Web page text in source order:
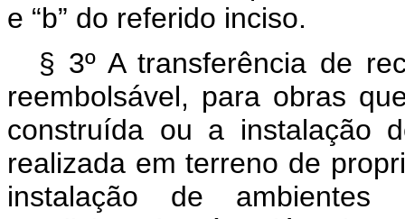
e “b” do referido inciso.
§ 3º A transferência de
reembolsável, para obras
construída ou a instalação
realizada em terreno de
instalação de ambientes